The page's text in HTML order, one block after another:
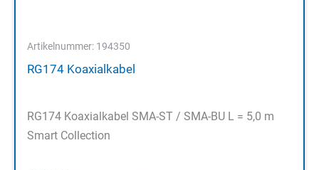
Artikelnummer: 194350
RG174 Koaxialkabel
RG174 Koaxialkabel SMA-ST / SMA-BU L = 5,0 m
Smart Collection